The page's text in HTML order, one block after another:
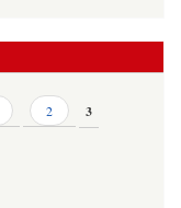
2 3